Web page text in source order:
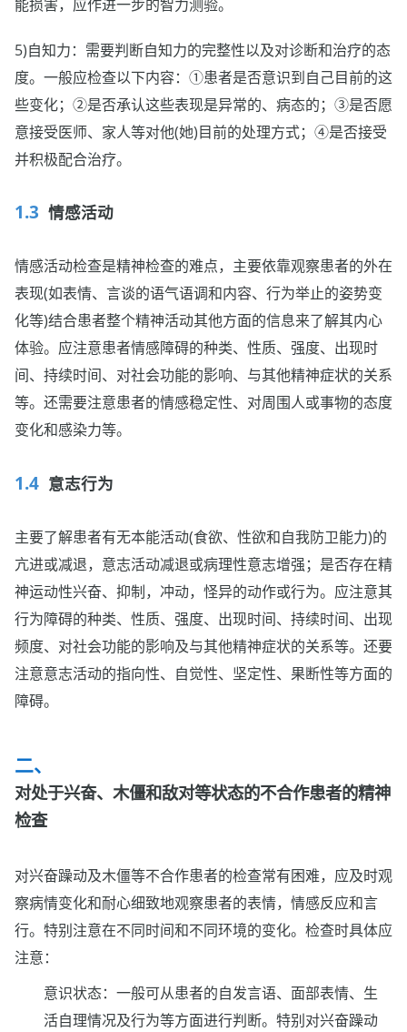
能损害，应作进一步的智力测验。
5)自知力：需要判断自知力的完整性以及对诊断和治疗的态
度。一般应检查以下内容：①患者是否意识到自己目前的这
些变化；②是否承认这些表现是异常的、病态的；③是否愿
意接受医师、家人等对他(她)目前的处理方式；④是否接受
并积极配合治疗。
情感活动
情感活动检查是精神检查的难点，主要依靠观察患者的外在
表现(如表情、言谈的语气语调和内容、行为举止的姿势变
化等)结合患者整个精神活动其他方面的信息来了解其内心
体验。应注意患者情感障碍的种类、性质、强度、出现时
间、持续时间、对社会功能的影响、与其他精神症状的关系
等。还需要注意患者的情感稳定性、对周围人或事物的态度
变化和感染力等。
意志行为
主要了解患者有无本能活动(食欲、性欲和自我防卫能力)的
亢进或减退，意志活动减退或病理性意志增强；是否存在精
神运动性兴奋、抑制，冲动，怪异的动作或行为。应注意其
行为障碍的种类、性质、强度、出现时间、持续时间、出现
频度、对社会功能的影响及与其他精神症状的关系等。还要
注意意志活动的指向性、自觉性、坚定性、果断性等方面的
障碍。
对处于兴奋、木僵和敌对等状态的不合作患者的精神
检查
对兴奋躁动及木僵等不合作患者的检查常有困难，应及时观
察病情变化和耐心细致地观察患者的表情，情感反应和言
行。特别注意在不同时间和不同环境的变化。检查时具体应
注意：
意识状态：一般可从患者的自发言语、面部表情、生
活自理情况及行为等方面进行判断。特别对兴奋躁动